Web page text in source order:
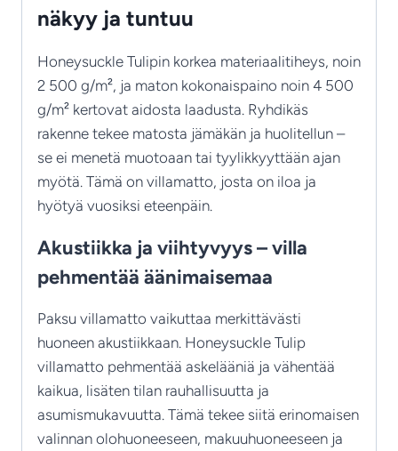
näkyy ja tuntuu
Honeysuckle Tulipin korkea materiaalitiheys, noin
2 500 g/m², ja maton kokonaispaino noin 4 500
g/m² kertovat aidosta laadusta. Ryhdikäs
rakenne tekee matosta jämäkän ja huolitellun –
se ei menetä muotoaan tai tyylikkyyttään ajan
myötä. Tämä on villamatto, josta on iloa ja
hyötyä vuosiksi eteenpäin.
Akustiikka ja viihtyvyys – villa
pehmentää äänimaisemaa
Paksu villamatto vaikuttaa merkittävästi
huoneen akustiikkaan. Honeysuckle Tulip
villamatto pehmentää askelääniä ja vähentää
kaikua, lisäten tilan rauhallisuutta ja
asumismukavuutta. Tämä tekee siitä erinomaisen
valinnan olohuoneeseen, makuuhuoneeseen ja